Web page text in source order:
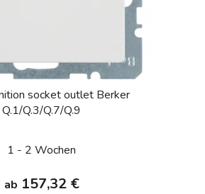
socket outlet Berker
Q.1/Q.3/Q.7/Q.9
1 - 2 Wochen
ab 157,32 €